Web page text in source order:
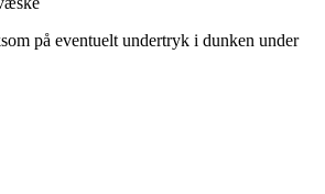
på eventuelt undertryk i dunken under